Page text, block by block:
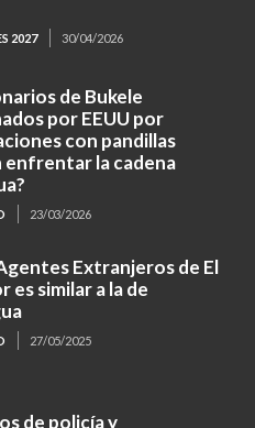
2027 30/04/2026
de Bukele
por EEUU por
con pandillas
enfrentar la cadena
23/03/2026
Extranjeros de El
es similar a la de
27/05/2025
de policía y